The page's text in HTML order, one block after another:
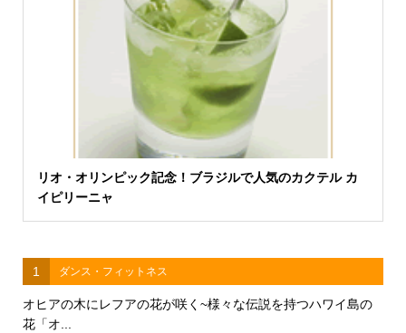
リオ・オリンピック記念！ブラジルで人気のカクテル カ
イピリーニャ
1 ダンス・フィットネス
オヒアの木にレフアの花が咲く~様々な伝説を持つハワイ島の
花「オ...